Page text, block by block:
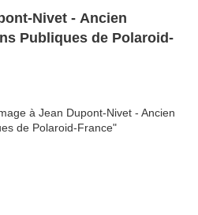
Nivet - Ancien
Publiques de Polaroid-